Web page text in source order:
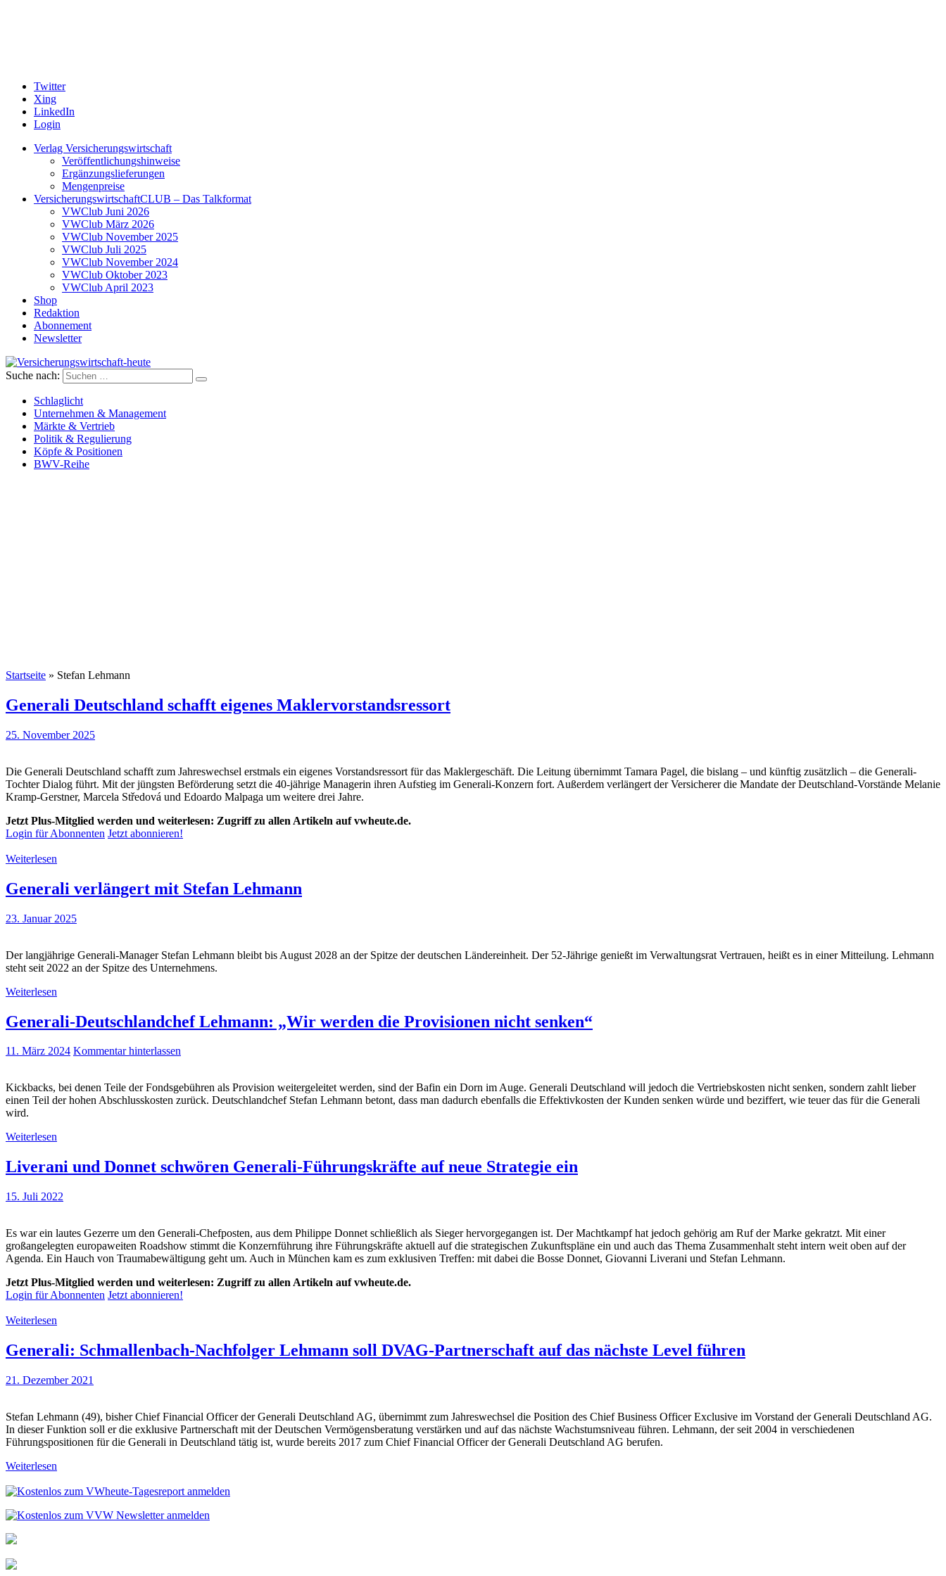
Twitter
Xing
LinkedIn
Login
Verlag Versicherungswirtschaft
Veröffentlichungshinweise
Ergänzungslieferungen
Mengenpreise
VersicherungswirtschaftCLUB – Das Talkformat
VWClub Juni 2026
VWClub März 2026
VWClub November 2025
VWClub Juli 2025
VWClub November 2024
VWClub Oktober 2023
VWClub April 2023
Shop
Redaktion
Abonnement
Newsletter
Versicherungswirtschaft-heute
Suche nach:
Schlaglicht
Unternehmen & Management
Märkte & Vertrieb
Politik & Regulierung
Köpfe & Positionen
BWV-Reihe
Startseite » Stefan Lehmann
Generali Deutschland schafft eigenes Maklervorstandsressort
25. November 2025
Die Generali Deutschland schafft zum Jahreswechsel erstmals ein eigenes Vorstandsressort für das Maklergeschäft. Die Leitung übernimmt Tamara Pagel, die bislang – und künftig zusätzlich – die Generali-
Tochter Dialog führt. Mit der jüngsten Beförderung setzt die 40-jährige Managerin ihren Aufstieg im Generali-Konzern fort. Außerdem verlängert der Versicherer die Mandate der Deutschland-Vorstände Melanie
Kramp-Gerstner, Marcela Středová und Edoardo Malpaga um weitere drei Jahre.
Jetzt Plus-Mitglied werden und weiterlesen: Zugriff zu allen Artikeln auf vwheute.de.
Login für Abonnenten Jetzt abonnieren!
Weiterlesen
Generali verlängert mit Stefan Lehmann
23. Januar 2025
Der langjährige Generali-Manager Stefan Lehmann bleibt bis August 2028 an der Spitze der deutschen Ländereinheit. Der 52-Jährige genießt im Verwaltungsrat Vertrauen, heißt es in einer Mitteilung. Lehmann
steht seit 2022 an der Spitze des Unternehmens.
Weiterlesen
Generali-Deutschlandchef Lehmann: „Wir werden die Provisionen nicht senken“
11. März 2024 Kommentar hinterlassen
Kickbacks, bei denen Teile der Fondsgebühren als Provision weitergeleitet werden, sind der Bafin ein Dorn im Auge. Generali Deutschland will jedoch die Vertriebskosten nicht senken, sondern zahlt lieber
einen Teil der hohen Abschlusskosten zurück. Deutschlandchef Stefan Lehmann betont, dass man dadurch ebenfalls die Effektivkosten der Kunden senken würde und beziffert, wie teuer das für die Generali
wird.
Weiterlesen
Liverani und Donnet schwören Generali-Führungskräfte auf neue Strategie ein
15. Juli 2022
Es war ein lautes Gezerre um den Generali-Chefposten, aus dem Philippe Donnet schließlich als Sieger hervorgegangen ist. Der Machtkampf hat jedoch gehörig am Ruf der Marke gekratzt. Mit einer
großangelegten europaweiten Roadshow stimmt die Konzernführung ihre Führungskräfte aktuell auf die strategischen Zukunftspläne ein und auch das Thema Zusammenhalt steht intern weit oben auf der
Agenda. Ein Hauch von Traumabewältigung geht um. Auch in München kam es zum exklusiven Treffen: mit dabei die Bosse Donnet, Giovanni Liverani und Stefan Lehmann.
Jetzt Plus-Mitglied werden und weiterlesen: Zugriff zu allen Artikeln auf vwheute.de.
Login für Abonnenten Jetzt abonnieren!
Weiterlesen
Generali: Schmallenbach-Nachfolger Lehmann soll DVAG-Partnerschaft auf das nächste Level führen
21. Dezember 2021
Stefan Lehmann (49), bisher Chief Financial Officer der Generali Deutschland AG, übernimmt zum Jahreswechsel die Position des Chief Business Officer Exclusive im Vorstand der Generali Deutschland AG.
In dieser Funktion soll er die exklusive Partnerschaft mit der Deutschen Vermögensberatung verstärken und auf das nächste Wachstumsniveau führen. Lehmann, der seit 2004 in verschiedenen
Führungspositionen für die Generali in Deutschland tätig ist, wurde bereits 2017 zum Chief Financial Officer der Generali Deutschland AG berufen.
Weiterlesen